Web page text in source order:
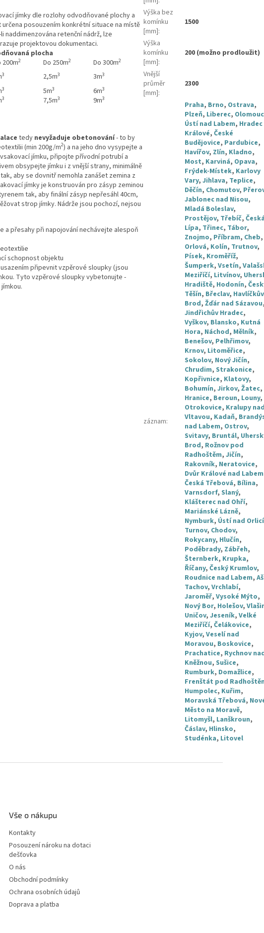
jímky dle rozlohy odvodňované plochy a
posouzením konkrétní situace na místě
naddimenzována retenční nádrž, lze
projektovou dokumentaci.
plocha
200m2 Do 250m2 Do 300m2
3 2,5m3 3m3
3 5m3 6m3
3 7,5m3 9m3
tedy nevyžaduje obetonování- to by
(min 200g/m2) a na jeho dno vysypejte a
jímku, připojte přívodní potrubí a
obsypejte jímku i z vnější strany, minimálně
aby se dovnitř nemohla zanášet zemina z
jímky je konstruován pro zásyp zeminou
tak, aby finální zásyp nepřesáhl 40cm,
strop jímky. Nádrže jsou pochozí, nejsou
přesahy při napojování nechávejte alespoň
schopnost objektu
připevnit vzpěrové sloupky (jsou
Tyto vzpěrové sloupky vybetonujte -
Výška bez
komínku
[mm]:
1500
Výška
komínku
[mm]:
200 (možno prodloužit)
Vnější
průměr
[mm]:
2300
záznam:
Praha, Brno, Ostrava,
Plzeň, Liberec, Olomouc
Ústí nad Labem, Hradec
Králové, České
Budějovice, Pardubice,
Havířov, Zlín, Kladno,
Most, Karviná, Opava,
Frýdek-Místek, Karlovy
Vary, Jihlava, Teplice,
Děčín, Chomutov,
Jablonec nad Nisou,
Mladá Boleslav,
Prostějov, Třebíč,
Lípa, Třinec, Tábor,
Znojmo, Příbram, Cheb,
Orlová, Kolín, Trutnov,
Písek, Kroměříž,
Šumperk, Vsetín,
Meziříčí, Litvínov,
Hradiště, Hodonín,
Těšín, Břeclav, Havlíčkův
Brod, Žďár nad Sázavou
Jindřichův Hradec,
Vyškov, Blansko, Kutná
Hora, Náchod, Mělník,
Benešov, Pelhřimov,
Krnov, Litoměřice,
Sokolov, Nový Jičín,
Chrudim, Strakonice,
Kopřivnice, Klatovy,
Bohumín, Jirkov, Žatec,
Hranice, Beroun, Louny,
Otrokovice, Kralupy
Vltavou, Kadaň,
nad Labem, Ostrov,
Svitavy, Bruntál,
Brod, Rožnov pod
Radhoštěm, Jičín,
Rakovník, Neratovice,
Dvůr Králové nad Labem
Česká Třebová, Bílina,
Varnsdorf, Slaný,
Klášterec nad Ohří,
Mariánské Lázně,
Nymburk, Ústí nad Orlicí
Turnov, Chodov,
Rokycany, Hlučín,
Poděbrady, Zábřeh,
Šternberk, Krupka,
Říčany, Český Krumlov,
Roudnice nad Labem, Aš
Tachov, Vrchlabí,
Jaroměř, Vysoké Mýto,
Nový Bor, Holešov,
Uničov, Jeseník, Velké
Meziříčí, Čelákovice,
Kyjov, Veselí nad
Moravou, Boskovice,
Prachatice, Rychnov
Kněžnou, Sušice,
Rumburk, Domažlice,
Frenštát pod
Humpolec, Kuřim,
Moravská Třebová,
Město na Moravě,
Litomyšl, Lanškroun,
Čáslav, Hlinsko,
Studénka, Litovel
Vše o nákupu
Kontakty
Posouzení nároku na dotaci
dešťovka
O nás
Obchodní podmínky
Ochrana osobních údajů
Doprava a platba